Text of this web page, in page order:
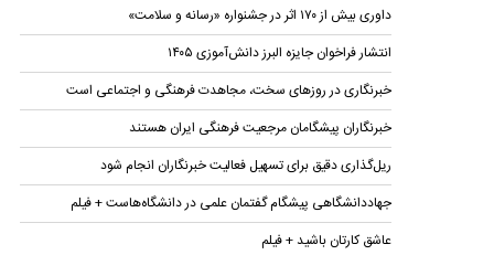
داوری بیش از ۱۷۰ اثر در جشنواره «رسانه و سلامت»
انتشار فراخوان جایزه البرز دانش‌آموزی ۱۴۰۵
خبرنگاری در روز‌های سخت، مجاهدت فرهنگی و اجتماعی است
خبرنگاران پیشگامان مرجعیت فرهنگی ایران هستند
ریل‌گذاری دقیق برای تسهیل فعالیت خبرنگاران انجام شود
جهاددانشگاهی پیشگام گفتمان علمی در دانشگاه‌هاست + فیلم
عاشق کارتان باشید + فیلم